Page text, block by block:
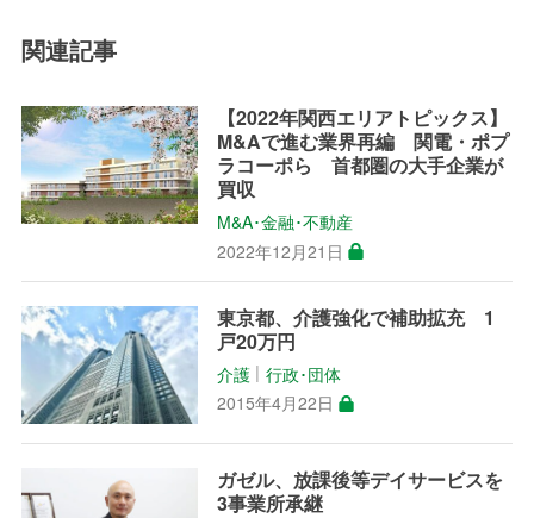
関連記事
【2022年関西エリアトピックス】
M&Aで進む業界再編 関電・ポプ
ラコーポら 首都圏の大手企業が
買収
M&A･金融･不動産
2022年12月21日
東京都、介護強化で補助拡充 1
戸20万円
介護 │行政･団体
2015年4月22日
ガゼル、放課後等デイサービスを
3事業所承継